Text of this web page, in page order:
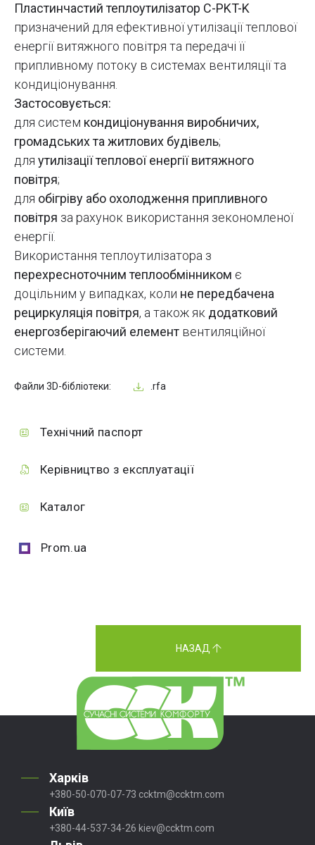
Пластинчастий теплоутилізатор C-PKT-K
призначений для ефективної утилізації теплової
енергії витяжного повітря та передачі її
припливному потоку в системах вентиляції та
кондиціонування.
Застосовується:
для систем кондиціонування виробничих,
громадських та житлових будівель;
для утилізації теплової енергії витяжного
повітря;
для обігріву або охолодження припливного
повітря за рахунок використання зекономленої
енергії.
Використання теплоутилізатора з
перехресноточним теплообмінником є
доцільним у випадках, коли не передбачена
рециркуляція повітря, а також як додатковий
енергозберігаючий елемент вентиляційної
системи.
Файли 3D-бібліотеки: .rfa
Технічний паспорт
Керівництво з експлуатації
Каталог
Prom.ua
НАЗАД
Харків
+380-50-070-07-73 ccktm@ccktm.com
Київ
+380-44-537-34-26 kiev@ccktm.com